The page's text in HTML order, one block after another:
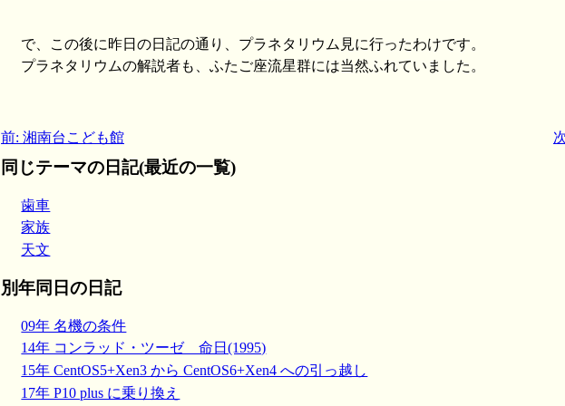
で、この後に昨日の日記の通り、プラネタリウム見に行ったわけです。
プラネタリウムの解説者も、ふたご座流星群には当然ふれていました。
前: 湘南台こども館
同じテーマの日記(最近の一覧)
歯車
家族
天文
別年同日の日記
09年 名機の条件
14年 コンラッド・ツーゼ 命日(1995)
15年 CentOS5+Xen3 から CentOS6+Xen4 への引っ越し
17年 P10 plus に乗り換え